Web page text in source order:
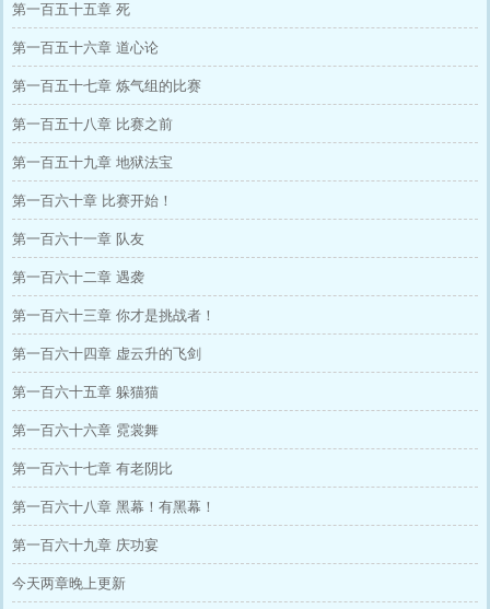
第一百五十五章 死
第一百五十六章 道心论
第一百五十七章 炼气组的比赛
第一百五十八章 比赛之前
第一百五十九章 地狱法宝
第一百六十章 比赛开始！
第一百六十一章 队友
第一百六十二章 遇袭
第一百六十三章 你才是挑战者！
第一百六十四章 虚云升的飞剑
第一百六十五章 躲猫猫
第一百六十六章 霓裳舞
第一百六十七章 有老阴比
第一百六十八章 黑幕！有黑幕！
第一百六十九章 庆功宴
今天两章晚上更新